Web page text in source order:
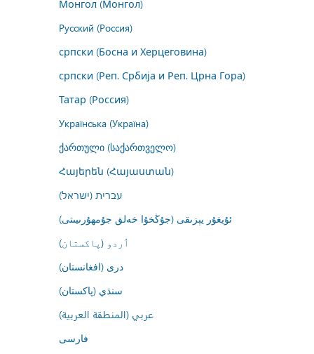
Монгол (Монгол)
Русский (Россия)
српски (Босна и Херцеговина)
српски (Реп. Србија и Реп. Црна Гора)
Татар (Россия)
Українська (Україна)
ქართული (საქართველო)
Հայերեն (Հայաստան)
עברית (ישראל)
ئۇيغۇر يېزىقى (جۇڭخۇا خەلق جۇمھۇرىيىتى)
اُردو (پاکستان)
درى (افغانستان)
سنڌي (پاکستان)
عربي (المنطقة العربية)
فارسى